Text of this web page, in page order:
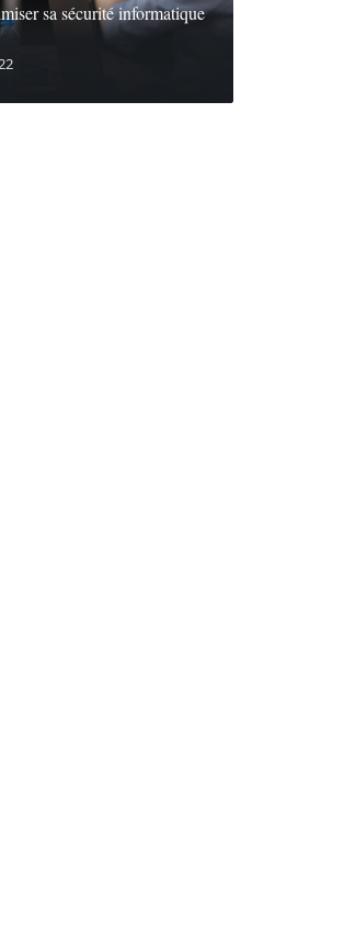
sa sécurité informatique